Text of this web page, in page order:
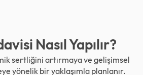
Nasıl Yapılır?
sertliğini artırmaya ve gelişimsel
yönelik bir yaklaşımla planlanır.